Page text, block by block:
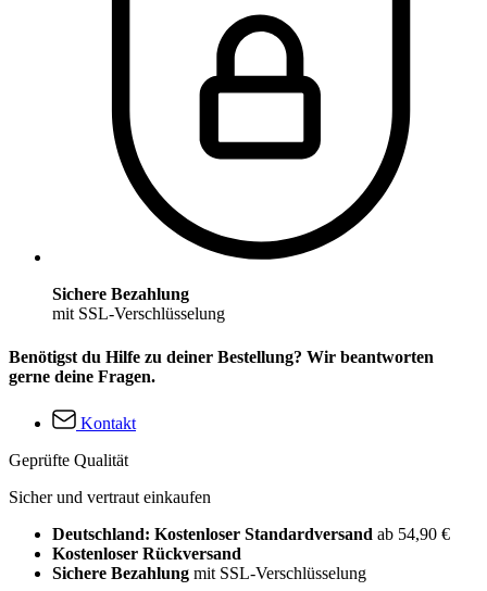
Sichere Bezahlung
mit SSL-Verschlüsselung
Benötigst du Hilfe zu deiner Bestellung? Wir beantworten
gerne deine Fragen.
Kontakt
Geprüfte Qualität
Sicher und vertraut einkaufen
Deutschland: Kostenloser Standardversand ab 54,90 €
Kostenloser Rückversand
Sichere Bezahlung mit SSL-Verschlüsselung